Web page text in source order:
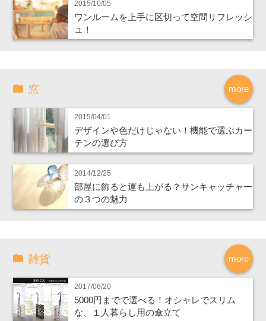
2015/10/05
ワンルームを上手に区切って空間リフレッシ
ュ！
more
窓
2015/04/01
デザインや色だけじゃない！機能で選ぶカー
テンの選び方
2014/12/25
部屋に飾ると運も上がる？サンキャッチャー
の３つの魅力
more
雑貨
2017/06/20
5000円までで選べる！オシャレでスリム
な、１人暮らし用の傘立て